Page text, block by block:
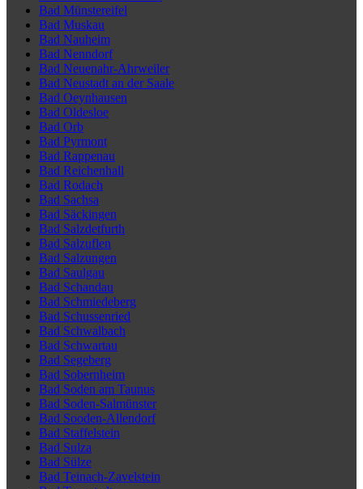
Bad Münstereifel
Bad Muskau
Bad Nauheim
Bad Nenndorf
Bad Neuenahr-Ahrweiler
Bad Neustadt an der Saale
Bad Oeynhausen
Bad Oldesloe
Bad Orb
Bad Pyrmont
Bad Rappenau
Bad Reichenhall
Bad Rodach
Bad Sachsa
Bad Säckingen
Bad Salzdetfurth
Bad Salzuflen
Bad Salzungen
Bad Saulgau
Bad Schandau
Bad Schmiedeberg
Bad Schussenried
Bad Schwalbach
Bad Schwartau
Bad Segeberg
Bad Sobernheim
Bad Soden am Taunus
Bad Soden-Salmünster
Bad Sooden-Allendorf
Bad Staffelstein
Bad Sulza
Bad Sülze
Bad Teinach-Zavelstein